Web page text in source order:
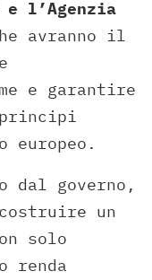
l’Agenzia
avranno il
e garantire
dal governo,
un
solo
renda